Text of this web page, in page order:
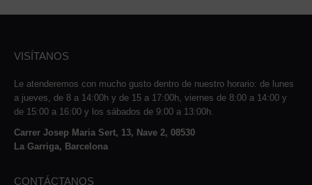
VISÍTANOS
Le atenderemos con mucho gusto dentro de nuestro horario: de lunes
a jueves, de 8 a 14:00h y de 15 a 17:00h, viernes de 8:00 a 14:00 y
de 15:00 a 16:00 y los sábados de 9:00 a 13:00h.
Carrer Josep Maria Sert, 13, Nave 2, 08530
La Garriga, Barcelona
CONTÁCTANOS